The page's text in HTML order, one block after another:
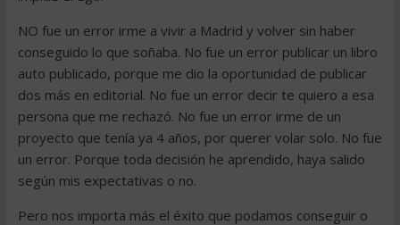
NO fue un error irme a vivir a Madrid y volver sin haber
conseguido lo que soñaba. No fue un error publicar un libro
auto publicado, porque me dio la oportunidad de publicar
dos más en editorial. No fue un error decir te quiero a esa
persona que me rechazó. No fue un error irme de un
proyecto que tenía ya 4 años, por querer volar solo. No fue
un error. Porque toda decisión he aprendido, haya salido
según mis expectativas o no.
Pero nos importa más el éxito que podamos conseguir o